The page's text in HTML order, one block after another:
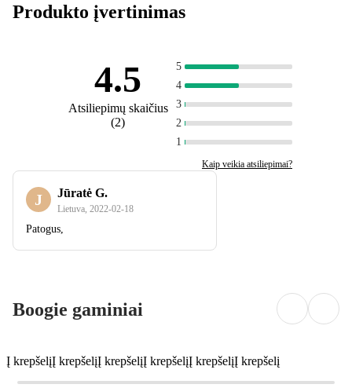
Produkto įvertinimas
4.5
Atsiliepimų skaičius
(2)
5
4
3
2
1
Kaip veikia atsiliepimai?
J Jūratė G.
Lietuva 2022‑02‑18
Patogus,
Boogie gaminiai
Į krepšelįĮ krepšelįĮ krepšelįĮ krepšelįĮ krepšelįĮ krepšelį